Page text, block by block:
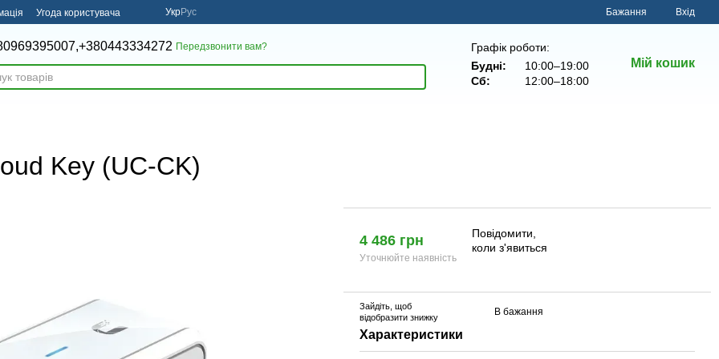
Угода користувача УкрРус Бажання Вхід
+380443334272 Передзвонити вам?
Графік роботи:
Будні:
10:00–19:00
Сб:
12:00–18:00
Мій кошик
Key (UC-CK)
4 486 грн
Уточнюйте наявність
Повідомити,
коли з'явиться
Зайдіть , щоб
відобразити знижку
В бажання
Характеристики